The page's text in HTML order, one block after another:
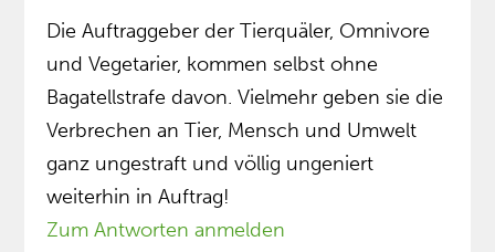
Die Auftraggeber der Tierquäler, Omnivore
und Vegetarier, kommen selbst ohne
Bagatellstrafe davon. Vielmehr geben sie die
Verbrechen an Tier, Mensch und Umwelt
ganz ungestraft und völlig ungeniert
weiterhin in Auftrag!
Zum Antworten anmelden